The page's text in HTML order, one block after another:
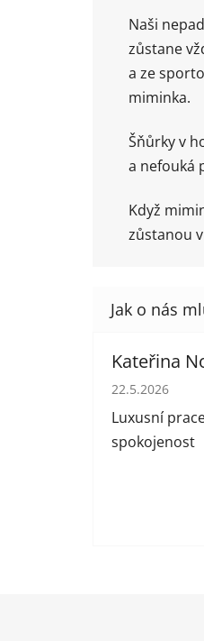
Naši
zůstane
a ze
miminka.
Šňůrky v
a nefouká
Když
zůstanou
Kateřina
Hodnocení
22.5.2026
Luxusní
spokojenost